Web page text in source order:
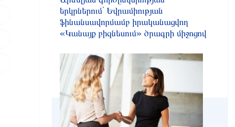
երկրներում` Եվրամիության
ֆինանսավորմամբ իրականացվող
«Կանայք բիզնեսում» ծրագրի միջոցով